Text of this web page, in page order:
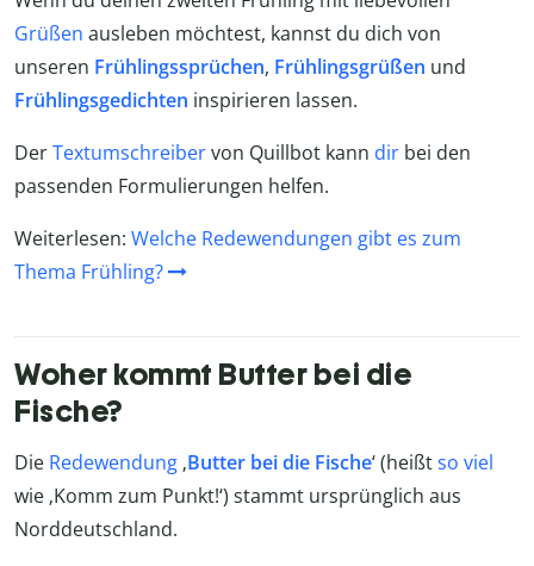
Grüßen ausleben möchtest, kannst du dich von
unseren Frühlingssprüchen, Frühlingsgrüßen und
Frühlingsgedichten inspirieren lassen.
DerTextumschreibervon Quillbot kann dir bei den
passenden Formulierungen helfen.
Weiterlesen: Welche Redewendungen gibt es zum
Thema Frühling?
Woher kommt Butter bei die
Fische?
Die Redewendung ‚Butter bei die Fische‘ (heißtso viel
wie ‚Komm zum Punkt!‘) stammt ursprünglich aus
Norddeutschland.